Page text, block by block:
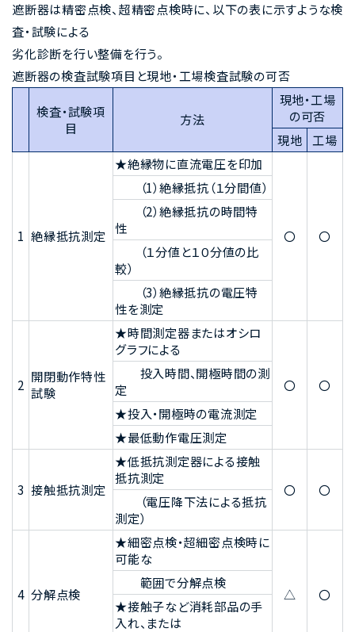
遮断器は精密点検、超精密点検時に、以下の表に示すような検
査・試験による
劣化診断を行い整備を行う。
遮断器の検査試験項目と現地・工場検査試験の可否
検査・試験項
目
方法
現地・工場
の可否
現地
工場
1 絶縁抵抗測定
★絶縁物に直流電圧を印加
〇 〇
（1）絶縁抵抗（１分間値）
（2）絶縁抵抗の時間特
性
（１分値と１０分値の比
較）
（3）絶縁抵抗の電圧特
性を測定
2 開閉動作特性
試験
★時間測定器またはオシロ
グラフによる
〇 〇
投入時間、開極時間の測
定
★投入・開極時の電流測定
★最低動作電圧測定
3 接触抵抗測定
★低抵抗測定器による接触
抵抗測定
〇 〇
（電圧降下法による抵抗
測定）
4 分解点検
★細密点検・超細密点検時に
可能な
△ 〇
範囲で分解点検
★接触子など消耗部品の手
入れ、または